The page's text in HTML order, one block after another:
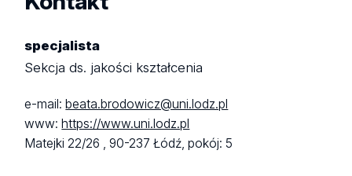
specjalista
Sekcja ds. jakości kształcenia
e-mail:beata.brodowicz@uni.lodz.pl
www:https://www.uni.lodz.pl
Matejki 22/26 ,90-237 Łódź,pokój: 5